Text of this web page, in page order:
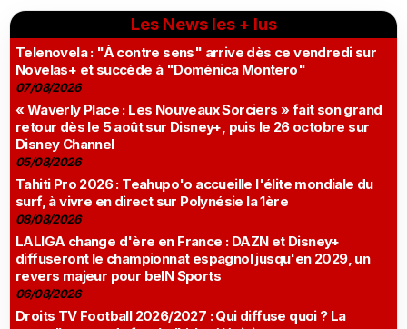
Les News les + lus
Telenovela : "À contre sens" arrive dès ce vendredi sur
Novelas+ et succède à "Doménica Montero"
07/08/2026
« Waverly Place : Les Nouveaux Sorciers » fait son grand
retour dès le 5 août sur Disney+, puis le 26 octobre sur
Disney Channel
05/08/2026
Tahiti Pro 2026 : Teahupo'o accueille l'élite mondiale du
surf, à vivre en direct sur Polynésie la 1ère
08/08/2026
LALIGA change d'ère en France : DAZN et Disney+
diffuseront le championnat espagnol jusqu'en 2029, un
revers majeur pour beIN Sports
06/08/2026
Droits TV Football 2026/2027 : Qui diffuse quoi ? La